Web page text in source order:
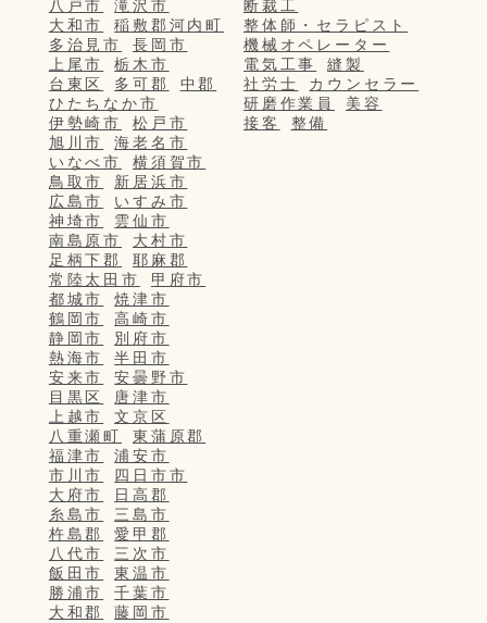
八戸市
滝沢市
大和市
稲敷郡河内町
多治見市
長岡市
上尾市
栃木市
台東区
多可郡
中郡
ひたちなか市
伊勢崎市
松戸市
旭川市
海老名市
いなべ市
横須賀市
鳥取市
新居浜市
広島市
いすみ市
神埼市
雲仙市
南島原市
大村市
足柄下郡
耶麻郡
常陸太田市
甲府市
都城市
焼津市
鶴岡市
高崎市
静岡市
別府市
熱海市
半田市
安来市
安曇野市
目黒区
唐津市
上越市
文京区
八重瀬町
東蒲原郡
福津市
浦安市
市川市
四日市市
大府市
日高郡
糸島市
三島市
杵島郡
愛甲郡
八代市
三次市
飯田市
東温市
勝浦市
千葉市
大和郡
藤岡市
断裁工
整体師・セラピスト
機械オペレーター
電気工事
縫製
社労士
カウンセラー
研磨作業員
美容
接客
整備